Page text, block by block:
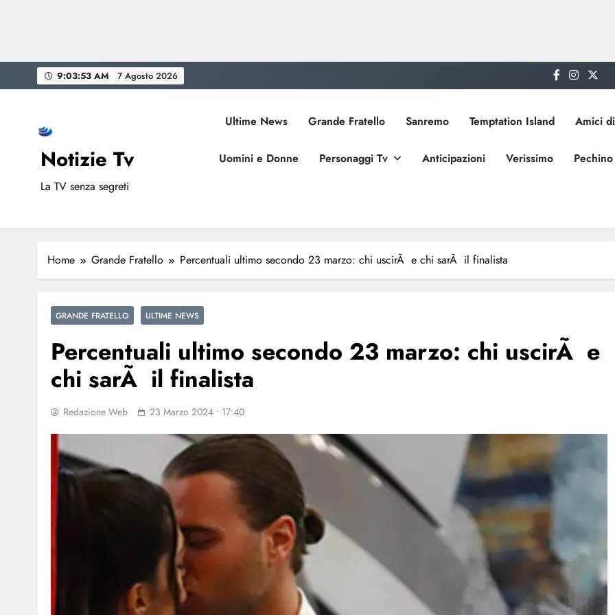
to
9:03:54 AM 7 Agosto 2026
Notizie Tv
La TV senza segreti
Ultime News Grande Fratello Sanremo Temptation Island Amici
Uomini e Donne Personaggi Tv Anticipazioni Verissimo
Home Grande Fratello Percentuali ultimo secondo 23 marzo: chi uscirÃ e chi sarÃ il finalista
GRANDE FRATELLO ULTIME NEWS
Percentuali ultimo secondo 23 marzo: chi uscirÃ e
chi sarÃ il finalista
Redazione Web 23 Marzo 2024 • 17:40